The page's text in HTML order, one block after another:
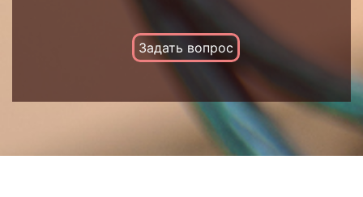
Задать вопрос